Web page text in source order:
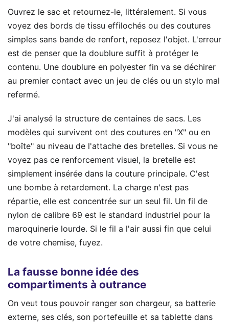
Ouvrez le sac et retournez-le, littéralement. Si vous
voyez des bords de tissu effilochés ou des coutures
simples sans bande de renfort, reposez l'objet. L'erreur
est de penser que la doublure suffit à protéger le
contenu. Une doublure en polyester fin va se déchirer
au premier contact avec un jeu de clés ou un stylo mal
refermé.
J'ai analysé la structure de centaines de sacs. Les
modèles qui survivent ont des coutures en "X" ou en
"boîte" au niveau de l'attache des bretelles. Si vous ne
voyez pas ce renforcement visuel, la bretelle est
simplement insérée dans la couture principale. C'est
une bombe à retardement. La charge n'est pas
répartie, elle est concentrée sur un seul fil. Un fil de
nylon de calibre 69 est le standard industriel pour la
maroquinerie lourde. Si le fil a l'air aussi fin que celui
de votre chemise, fuyez.
La fausse bonne idée des
compartiments à outrance
On veut tous pouvoir ranger son chargeur, sa batterie
externe, ses clés, son portefeuille et sa tablette dans